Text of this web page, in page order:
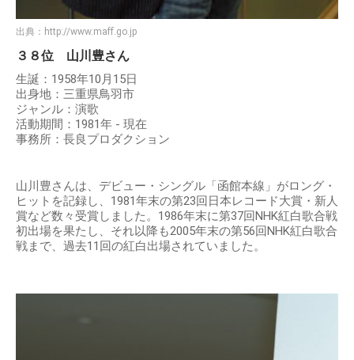
出典： http://www.maff.go.jp
３８位 山川豊さん
生誕：1958年10月15日
出身地：三重県鳥羽市
ジャンル：演歌
活動期間：1981年 - 現在
事務所：長良プロダクション
山川豊さんは、デビュー・シングル「函館本線」がロング・
ヒットを記録し、1981年末の第23回日本レコード大賞・新人
賞など数々受賞しました。1986年末に第37回NHK紅白歌合戦
初出場を果たし、それ以降も2005年末の第56回NHK紅白歌合
戦まで、過去11回の紅白出場されていました。